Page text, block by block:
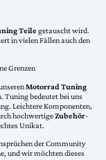
Teilegetauscht wird.
in vielen Fällen auch den
Grenzen
Motorrad Tuning
Tuning bedeutet bei uns
Leichtere Komponenten,
hochwertigeZubehör-
Unikat.
der Community
und wir möchten dieses